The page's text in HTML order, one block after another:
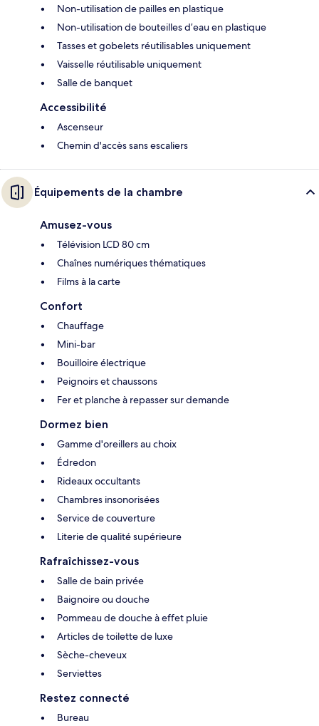
Non-utilisation de pailles en plastique
Non-utilisation de bouteilles d’eau en plastique
Tasses et gobelets réutilisables uniquement
Vaisselle réutilisable uniquement
Salle de banquet
Accessibilité
Ascenseur
Chemin d'accès sans escaliers
Équipements de la chambre
Amusez-vous
Télévision LCD 80 cm
Chaînes numériques thématiques
Films à la carte
Confort
Chauffage
Mini-bar
Bouilloire électrique
Peignoirs et chaussons
Fer et planche à repasser sur demande
Dormez bien
Gamme d'oreillers au choix
Édredon
Rideaux occultants
Chambres insonorisées
Service de couverture
Literie de qualité supérieure
Rafraîchissez-vous
Salle de bain privée
Baignoire ou douche
Pommeau de douche à effet pluie
Articles de toilette de luxe
Sèche-cheveux
Serviettes
Restez connecté
Bureau